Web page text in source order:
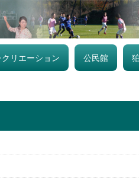
リエーション 公民館